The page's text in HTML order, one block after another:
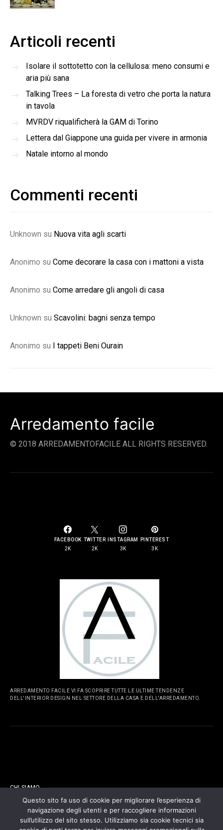
Articoli recenti
Isolare il sottotetto con la cellulosa: meno consumi e
aria più sana
Talking Trees – La foresta di vetro che porta la natura
in tavola
MVRDV riqualificherà la GAM di Torino
Lettera dal Giappone una guida per vivere in armonia
Natale intorno al mondo
Commenti recenti
Unknown su Nuova vita agli scarti
Anonimo su Come decorare la casa con i mattoni a vista
Anonimo su Come arredare gli angoli di casa
Unknown su Scavolini: bagni senza tempo
Anonimo su I tappeti Beni Ourain
Arredamento facile
© 2018 ARREDAMENTOFACILE ALL RIGHTS RESERVED.
FACEBOOK
2K
TWITTER
2K
INSTAGRAM
3K
PINTEREST
3K
ARREDAMENTO FACILE VI FA SCOPRIRE TUTTE LE ULTIME TENDENZE
DELL'INTERIOR DESIGN NEL SETTORE DELLA CASA E DELL'ARREDAMENTO.
CHI SIAMO
CONTATTI
Questo sito fa uso di cookie per migliorare l’esperienza di
navigazione degli utenti e per raccogliere informazioni
sull’utilizzo del sito stesso. Utilizziamo sia cookie tecnici sia